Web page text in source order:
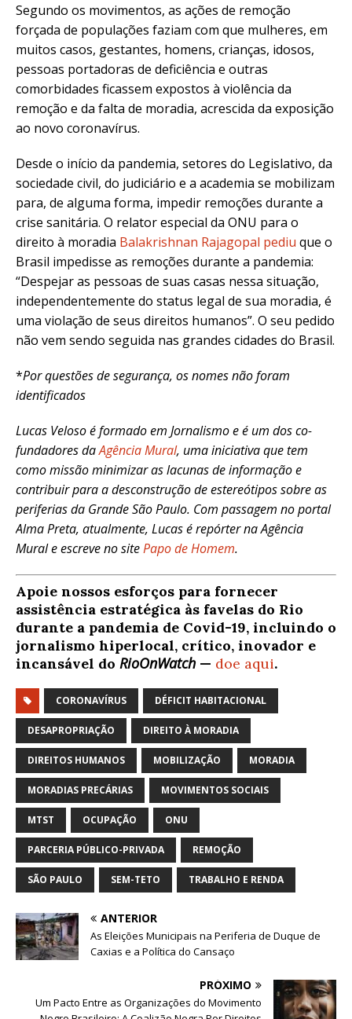
Segundo os movimentos, as ações de remoção
forçada de populações faziam com que mulheres, em
muitos casos, gestantes, homens, crianças, idosos,
pessoas portadoras de deficiência e outras
comorbidades ficassem expostos à violência da
remoção e da falta de moradia, acrescida da exposição
ao novo coronavírus.
Desde o início da pandemia, setores do Legislativo, da
sociedade civil, do judiciário e a academia se mobilizam
para, de alguma forma, impedir remoções durante a
crise sanitária. O relator especial da ONU para o
direito à moradia Balakrishnan Rajagopal pediu que o
Brasil impedisse as remoções durante a pandemia:
“Despejar as pessoas de suas casas nessa situação,
independentemente do status legal de sua moradia, é
uma violação de seus direitos humanos”. O seu pedido
não vem sendo seguida nas grandes cidades do Brasil.
*Por questões de segurança, os nomes não foram
identificados
Lucas Veloso é formado em Jornalismo e é um dos co-
fundadores daAgência Mural, uma iniciativa que tem
como missão minimizar as lacunas de informação e
contribuir para a desconstrução de estereótipos sobre as
periferias da Grande São Paulo. Com passagem no portal
Alma Preta, atualmente, Lucas é repórter na Agência
Mural e escreve no sitePapo de Homem.
Apoie nossos esforços para fornecer
assistência estratégica às favelas do Rio
durante a pandemia de Covid-19, incluindo o
jornalismo hiperlocal, crítico, inovador e
incansável do RioOnWatch — doe aqui.
CORONAVÍRUS DÉFICIT HABITACIONAL
DESAPROPRIAÇÃO DIREITO À MORADIA
DIREITOS HUMANOS MOBILIZAÇÃO MORADIA
MORADIAS PRECÁRIAS MOVIMENTOS SOCIAIS
MTST OCUPAÇÃO ONU
PARCERIA PÚBLICO-PRIVADA REMOÇÃO
SÃO PAULO SEM-TETO TRABALHO E RENDA
ANTERIOR
As Eleições Municipais na Periferia de Duque de
Caxias e a Política do Cansaço
PRÓXIMO
Um Pacto Entre as Organizações do Movimento